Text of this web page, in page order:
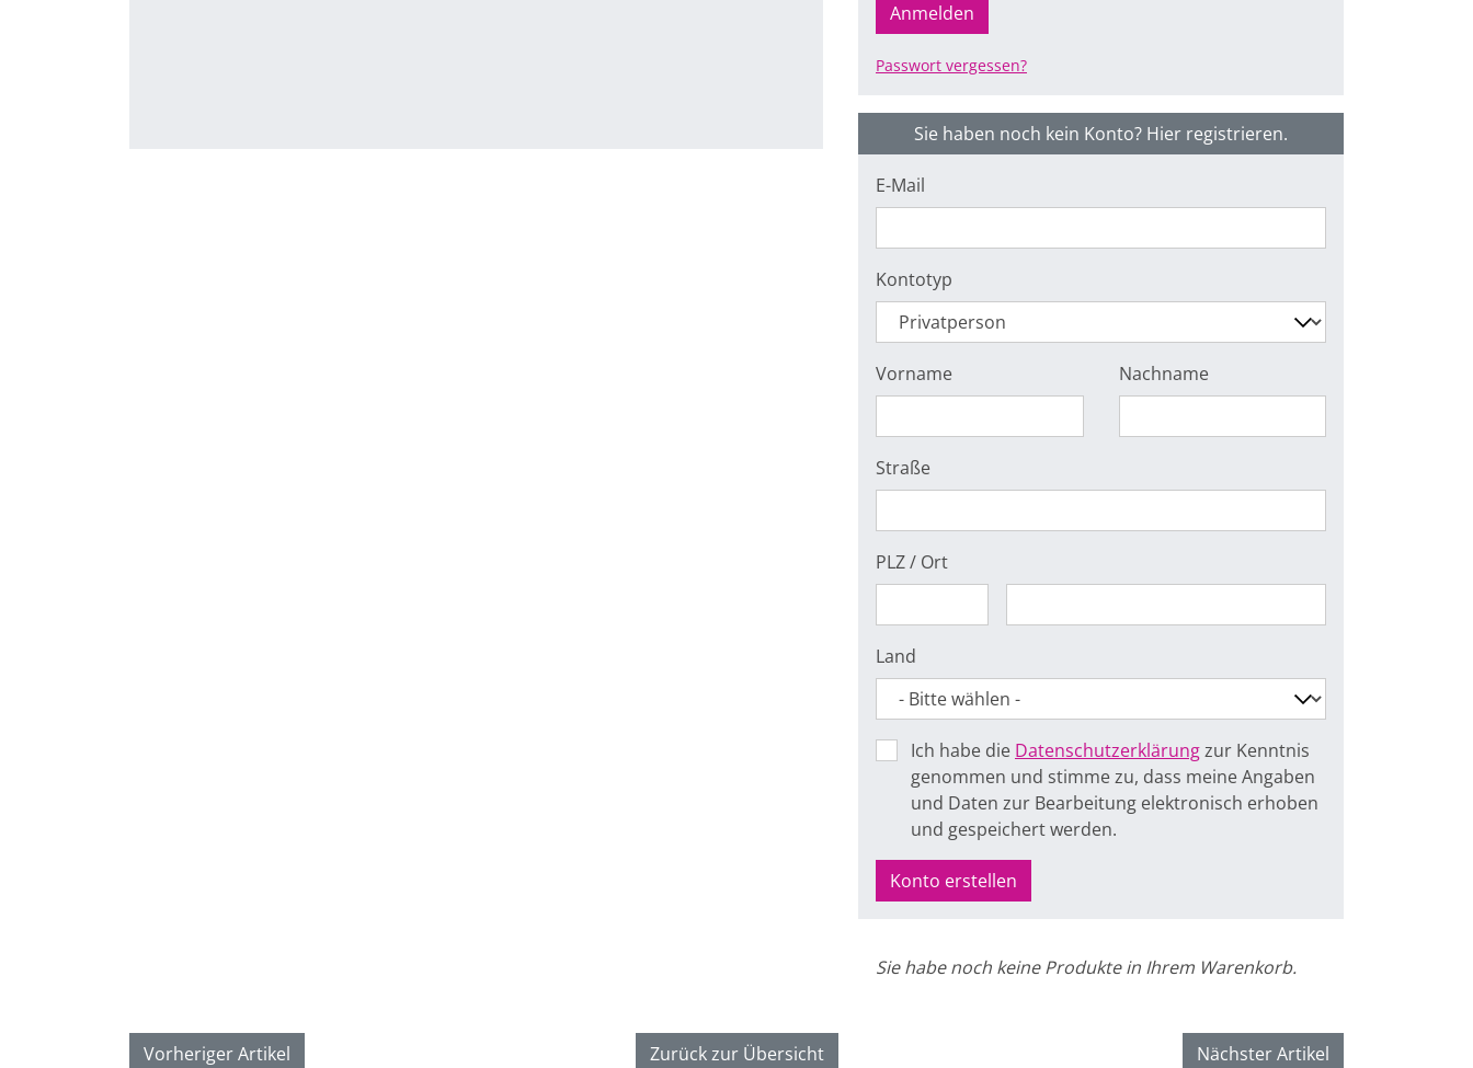
Anmelden
Passwort vergessen?
Sie haben noch kein Konto? Hier registrieren.
E-Mail
Kontotyp
Vorname Nachname
Straße
PLZ / Ort
Land
Ich habe die Datenschutzerklärungzur Kenntnis
genommen und stimme zu, dass meine Angaben
und Daten zur Bearbeitung elektronisch erhoben
und gespeichert werden.
Konto erstellen
Sie habe noch keine Produkte in Ihrem Warenkorb.
Vorheriger Artikel Zurück zur Übersicht Nächster Artikel